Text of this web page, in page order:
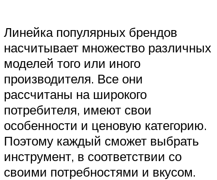
Линейка популярных брендов
насчитывает множество различных
моделей того или иного
производителя. Все они
рассчитаны на широкого
потребителя, имеют свои
особенности и ценовую категорию.
Поэтому каждый сможет выбрать
инструмент, в соответствии со
своими потребностями и вкусом.